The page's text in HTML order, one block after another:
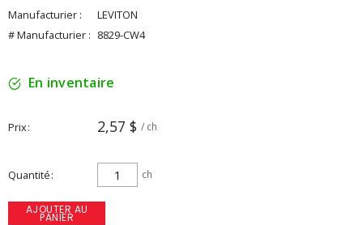
Manufacturier :
LEVITON
# Manufacturier : 8829-CW4
En inventaire
Prix 2,57 $ / ch
Quantité ch
AJOUTER AU
PANIER